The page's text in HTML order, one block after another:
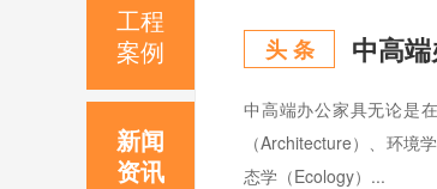
头 条 中高
中高端办公家具无论是
（Architecture）、环境
态学（Ecology）...
工程
案例
新闻
资讯